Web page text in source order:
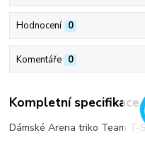
Hodnocení 0
Komentáře 0
Kompletní specifikace
Dámské Arena triko Team T-